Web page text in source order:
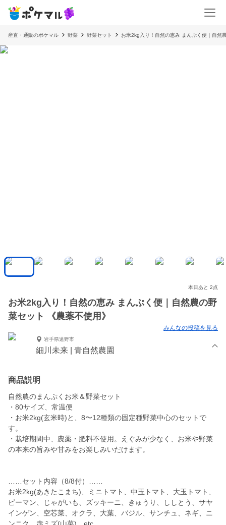
産直・通販のポケマル 野菜 野菜セット お米2kg入り！自然の恵み まんぷく便｜自然
本日あと 2点
お米2kg入り！自然の恵み まんぷく便｜自然農の野
菜セット 《農薬不使用》
みんなの投稿を見る
岩手県遠野市
細川未来 | 青自然農園
商品説明
自然農のまんぷくお米＆野菜セット
・80サイズ、常温便
・お米2kg(玄米時)と、8〜12種類の固定種野菜中心のセットで
す。
・栽培期間中、農薬・肥料不使用。えぐみが少なく、お米や野菜
の本来の旨みや甘みをお楽しみいだけます。
……セット内容（8/8付）……
お米2kg(あきたこまち)、ミニトマト、中玉トマト、大玉トマト、
ピーマン、じゃがいも、ズッキーニ、きゅうり、ししとう、サヤ
インゲン、空芯菜、オクラ、大葉、バジル、サンチュ、ネギ、ニ